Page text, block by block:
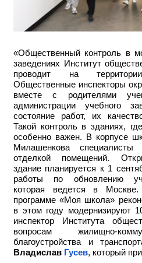
«Общественный контроль в
заведениях Институт
проводит на
Общественные инспекторы
вместе с родителями
администрации учебного
состояние работ, их
Такой контроль в зданиях,
особенно важен. В корпусе
Милашенкова специалисты
отделкой помещений.
здание планируется к 1
работы по обновлению
которая ведется в
программе «Моя школа»
в этом году модернизируют
инспектор Института
вопросам жилищно-
благоустройства и
Владислав Гусев, который